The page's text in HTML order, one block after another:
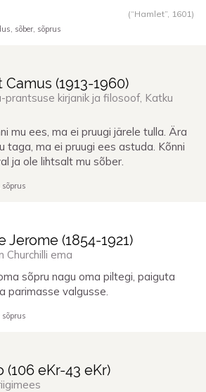
(“Hamlet”, 1601 )
sõber sõprus
Camus (1913-1960)
prantsuse kirjanik ja filosoof, Katku
mu ees, ma ei pruugi järele tulla. Ära
taga, ma ei pruugi ees astuda. Kõnni
ja ole lihtsalt mu sõber.
sõprus
Jerome (1854-1921)
Churchilli ema
sõpru nagu oma piltegi, paiguta
parimasse valgusse.
sõprus
(106 eKr-43 eKr)